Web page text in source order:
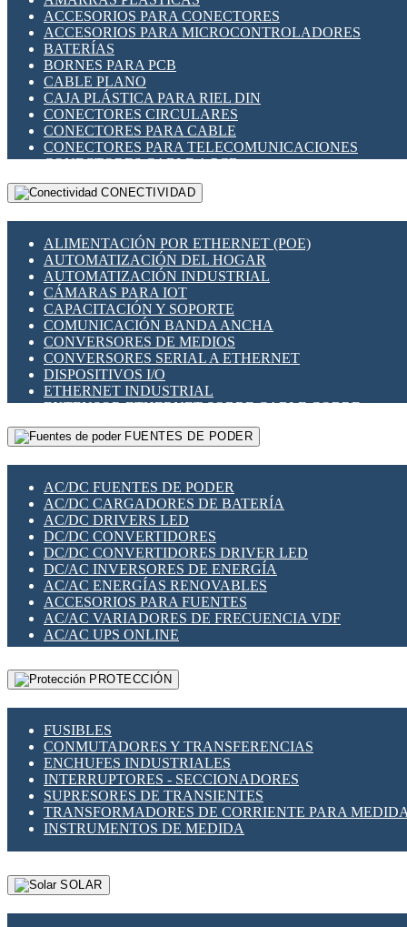
INDICADORES PARA PANEL
INTERFACES DE RELÉ
INTERRUPTORES FIN DE CARRERA
LLAVES CONMUTADORAS
MEDIDORES DE ENERGÍA Y TC'S DE CORRIENTE
MOTORES PASO A PASO
PANTALLAS HMI
PLC -CONTROLADORES LÓGICO PROGRAMABLES
PROGRAMADORES DE HORARIO
RELÉS DE PROTECCIÓN
SENSORES CAPACITIVOS
SENSORES INDUCTIVOS
TEMPORIZADORES
VARIACS
VARIADORES DE FRECUENCIA [VDF]
SECCIONADORES - INTERRUPTORES
MAQUINARIA
ACCESORIOS PARA CONECTORES
ACCESORIOS PARA MICROCONTROLADORES
BATERÍAS
BORNES PARA PCB
CABLE PLANO
CAJA PLÁSTICA PARA RIEL DIN
CONECTORES CIRCULARES
CONECTORES PARA CABLE
CONECTORES PARA TELECOMUNICACIONES
CONECTORES CABLE A PCB
CONECTORES PCB A CABLE
DIP SWITCHES
HERRAMIENTAS VARIAS
ILUMINACIÓN LED
INTERRUPTORES REED
INTERFACES DE RELÉ
OTROS RELÉS
PROTECCIÓN TÉRMICA
RELÉS AUTOMOTRICES
RELÉS DE SEÑAL
RELÉS DE ESTADO SÓLIDO SSR
RELÉS INDUSTRIALES
RELÉS MINIATURA DE POTENCIA
SENSORES MAGNÉTICOS
SWITCH Y MICROSWITCH
TARJETAS PI
UNIÓN Y DERIVACIÓN DE CABLE
CONECTIVIDAD
ALIMENTACIÓN POR ETHERNET (POE)
AUTOMATIZACIÓN DEL HOGAR
AUTOMATIZACIÓN INDUSTRIAL
CÁMARAS PARA IOT
CAPACITACIÓN Y SOPORTE
COMUNICACIÓN BANDA ANCHA
CONVERSORES DE MEDIOS
CONVERSORES SERIAL A ETHERNET
DISPOSITIVOS I/O
ETHERNET INDUSTRIAL
EXTENSOR ETHERNET SOBRE CABLE COBRE
GATEWAY LORAWAN
GESTIÓN DE REDES
PLACAS MODULARES IOT
SWITCHES Y REDES WIFI
SOLUCIONES IOT
SOLUCIONES LORAWAN
SOLUCIONES RED CELULAR
SEGURIDAD PARA REDES
SWITCHES LAN
TELEFONÍA IP (VOIP)
VIGILANCIA IP (CCTV)
MESHTASTIC
FUENTES DE PODER
AC/DC FUENTES DE PODER
AC/DC CARGADORES DE BATERÍA
AC/DC DRIVERS LED
DC/DC CONVERTIDORES
DC/DC CONVERTIDORES DRIVER LED
DC/AC INVERSORES DE ENERGÍA
AC/AC ENERGÍAS RENOVABLES
ACCESORIOS PARA FUENTES
AC/AC VARIADORES DE FRECUENCIA VDF
AC/AC UPS ONLINE
PROTECCIÓN
FUSIBLES
CONMUTADORES Y TRANSFERENCIAS
ENCHUFES INDUSTRIALES
INTERRUPTORES - SECCIONADORES
SUPRESORES DE TRANSIENTES
TRANSFORMADORES DE CORRIENTE PARA
INSTRUMENTOS DE MEDIDA
SOLAR